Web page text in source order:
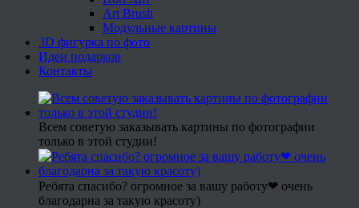
Art Brush
Модульные картины
3D фигурка по фото
Идеи подарков
Контакты
Всем советую заказывать картины по фотографии
только в этой студии!
Ребята спасибо? огромное за вашу работу❤ очень
благодарна за такую красоту)